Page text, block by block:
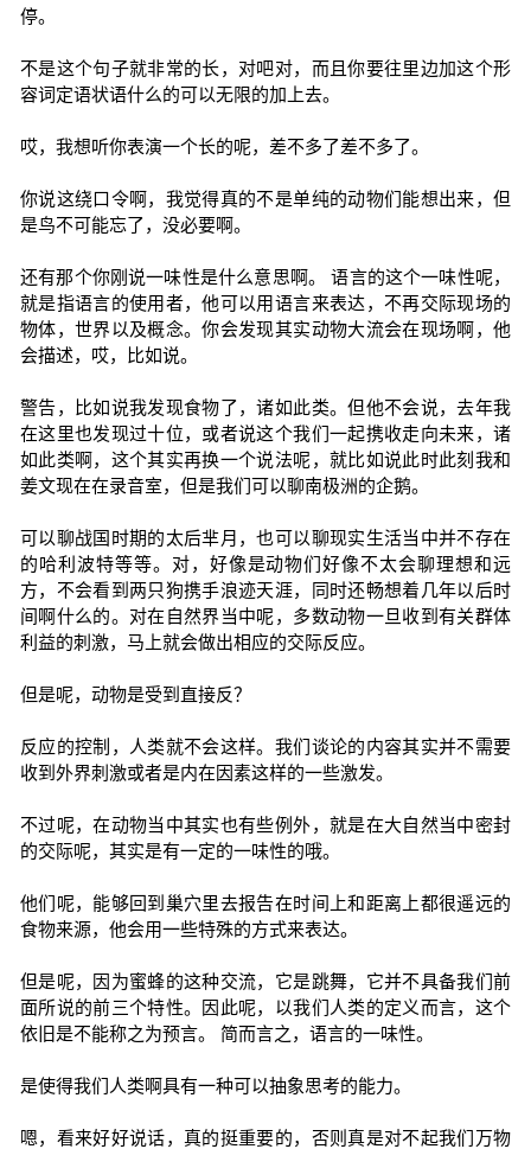
停。
不是这个句子就非常的长，对吧对，而且你要往里边加这个形
容词定语状语什么的可以无限的加上去。
哎，我想听你表演一个长的呢，差不多了差不多了。
你说这绕口令啊，我觉得真的不是单纯的动物们能想出来，但
是鸟不可能忘了，没必要啊。
还有那个你刚说一味性是什么意思啊。 语言的这个一味性呢，
就是指语言的使用者，他可以用语言来表达，不再交际现场的
物体，世界以及概念。你会发现其实动物大流会在现场啊，他
会描述，哎，比如说。
警告，比如说我发现食物了，诸如此类。但他不会说，去年我
在这里也发现过十位，或者说这个我们一起携收走向未来，诸
如此类啊，这个其实再换一个说法呢，就比如说此时此刻我和
姜文现在在录音室，但是我们可以聊南极洲的企鹅。
可以聊战国时期的太后芈月，也可以聊现实生活当中并不存在
的哈利波特等等。对，好像是动物们好像不太会聊理想和远
方，不会看到两只狗携手浪迹天涯，同时还畅想着几年以后时
间啊什么的。对在自然界当中呢，多数动物一旦收到有关群体
利益的刺激，马上就会做出相应的交际反应。
但是呢，动物是受到直接反？
反应的控制，人类就不会这样。我们谈论的内容其实并不需要
收到外界刺激或者是内在因素这样的一些激发。
不过呢，在动物当中其实也有些例外，就是在大自然当中密封
的交际呢，其实是有一定的一味性的哦。
他们呢，能够回到巢穴里去报告在时间上和距离上都很遥远的
食物来源，他会用一些特殊的方式来表达。
但是呢，因为蜜蜂的这种交流，它是跳舞，它并不具备我们前
面所说的前三个特性。因此呢，以我们人类的定义而言，这个
依旧是不能称之为预言。 简而言之，语言的一味性。
是使得我们人类啊具有一种可以抽象思考的能力。
嗯，看来好好说话，真的挺重要的，否则真是对不起我们万物